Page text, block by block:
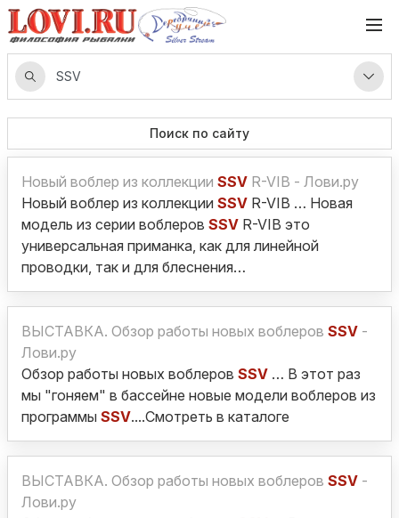
Поиск по сайту
Новый воблер из коллекции SSV R-VIB - Лови.ру
Новый воблер из коллекции SSV R-VIB … Новая
модель из серии воблеров SSV R-VIB это
универсальная приманка, как для линейной
проводки, так и для блеснения…
ВЫСТАВКА. Обзор работы новых воблеров SSV -
Лови.ру
Обзор работы новых воблеров SSV … В этот раз
мы "гоняем" в бассейне новые модели воблеров из
программы SSV....Смотреть в каталоге
ВЫСТАВКА. Обзор работы новых воблеров SSV -
Лови.ру